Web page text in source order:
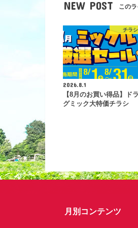
NEW POST この
チラシ
2026.8.1
【8月のお買い得品】ド
グミック大特価チラシ
月別コンテンツ